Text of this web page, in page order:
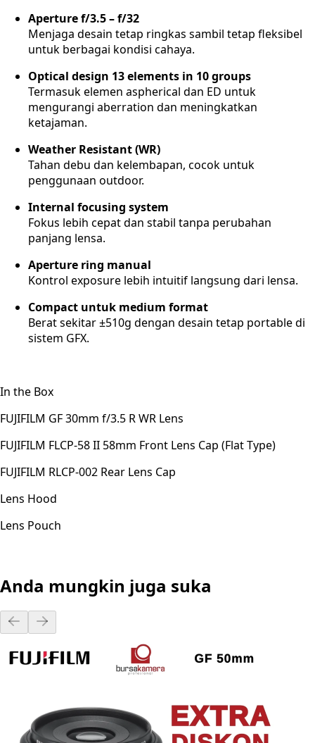
Aperture f/3.5 – f/32
Menjaga desain tetap ringkas sambil tetap fleksibel
untuk berbagai kondisi cahaya.
Optical design 13 elements in 10 groups
Termasuk elemen aspherical dan ED untuk
mengurangi aberration dan meningkatkan
ketajaman.
Weather Resistant (WR)
Tahan debu dan kelembapan, cocok untuk
penggunaan outdoor.
Internal focusing system
Fokus lebih cepat dan stabil tanpa perubahan
panjang lensa.
Aperture ring manual
Kontrol exposure lebih intuitif langsung dari lensa.
Compact untuk medium format
Berat sekitar ±510g dengan desain tetap portable di
sistem GFX.
In the Box
FUJIFILM GF 30mm f/3.5 R WR Lens
FUJIFILM FLCP-58 II 58mm Front Lens Cap (Flat Type)
FUJIFILM RLCP-002 Rear Lens Cap
Lens Hood
Lens Pouch
Anda mungkin juga suka